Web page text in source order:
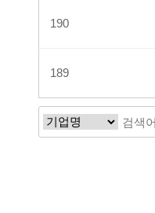
190
189